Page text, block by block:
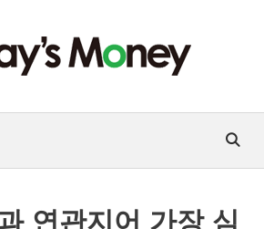
연관지어 가장 심